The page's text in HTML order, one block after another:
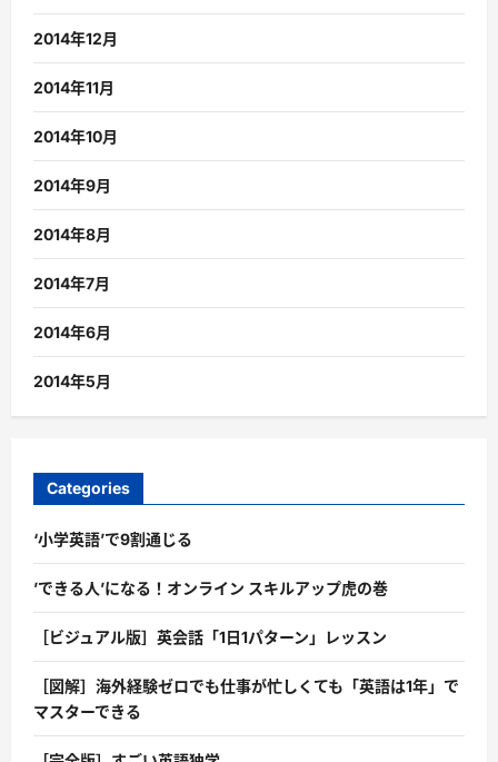
2014年12月
2014年11月
2014年10月
2014年9月
2014年8月
2014年7月
2014年6月
2014年5月
Categories
‘小学英語’で9割通じる
’できる人’になる！オンライン スキルアップ虎の巻
［ビジュアル版］英会話「1日1パターン」レッスン
［図解］海外経験ゼロでも仕事が忙しくても「英語は1年」で
マスターできる